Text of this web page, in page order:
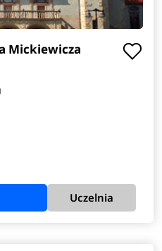
Mickiewicza
Uczelnia